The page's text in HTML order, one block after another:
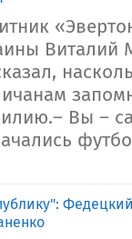
Виталий
Вы –